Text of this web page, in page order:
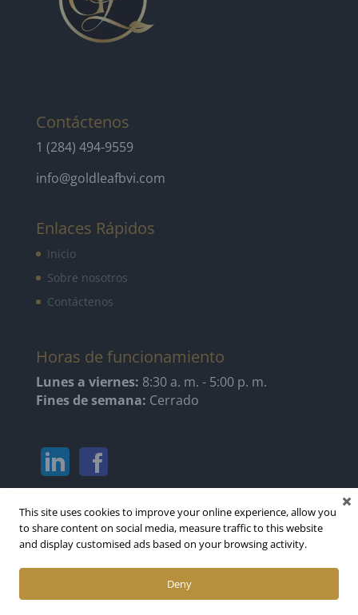
Contáctenos
1 (284) 494-9559
info@goldleafbvi.com
Enlaces Rápidos
Inicio
Sobre nosotros
Contáctenos
Horas de funcionamiento
Lunes a viernes: 8:30 a. m. - 5:00 p. m.
Fines de semana: Cerrado
This site uses cookies to improve your online experience, allow you
to share content on social media, measure traffic to this website
and display customised ads based on your browsing activity.
Deny